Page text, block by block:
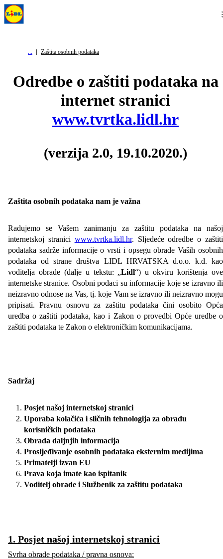
Zaštita osobnih podataka
Odredbe o zaštiti podataka na
internet stranici
www.tvrtka.lidl.hr
(verzija 2.0, 19.10.2020.)
Zaštita osobnih podataka nam je važna
Radujemo se Vašem zanimanju za zaštitu podataka na našoj
internetskoj stranici www.tvrtka.lidl.hr. Sljedeće odredbe o zaštiti
podataka sadrže informacije o vrsti i opsegu obrade Vaših osobnih
podataka od strane društva LIDL HRVATSKA d.o.o. k.d. kao
voditelja obrade (dalje u tekstu: „Lidl“) u okviru korištenja ove
internetske stranice. Osobni podaci su informacije koje se izravno ili
neizravno odnose na Vas, tj. koje Vam se izravno ili neizravno mogu
pripisati. Pravnu osnovu za zaštitu podataka čini osobito Opća
uredba o zaštiti podataka, kao i Zakon o provedbi Opće uredbe o
zaštiti podataka te Zakon o elektroničkim komunikacijama.
Sadržaj
Posjet našoj internetskoj stranici
Uporaba kolačića i sličnih tehnologija za obradu
korisničkih podataka
Obrada daljnjih informacija
Prosljeđivanje osobnih podataka eksternim medijima
Primatelji izvan EU
Prava koja imate kao ispitanik
Voditelj obrade i Službenik za zaštitu podataka
1. Posjet našoj internetskoj stranici
Svrha obrade podataka / pravna osnova: